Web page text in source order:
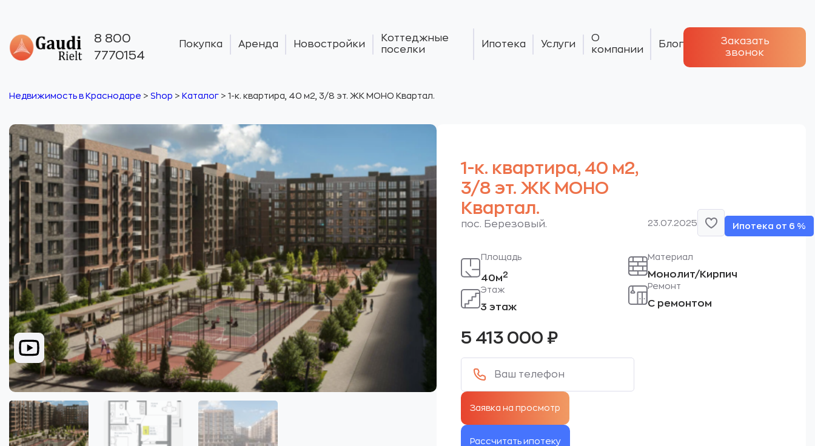
8 800
7770154
Покупка Аренда Новостройки
Коттеджные
поселки
Ипотека Услуги
О
компании
Блог
Заказать
звонок
Недвижимость в Краснодаре > Shop > Каталог > 1-к. квартира, 40 м2, 3/8 эт. ЖК МОНО Квартал.
1-к. квартира, 40 м2,
3/8 эт. ЖК МОНО
Квартал.
пос. Березовый. 23.07.2025 Ипотека от 6 %
Площадь
40м2
Этаж
3 этаж
Материал
Монолит/Кирпич
Ремонт
С ремонтом
5 413 000 ₽
Рассчитать ипотеку